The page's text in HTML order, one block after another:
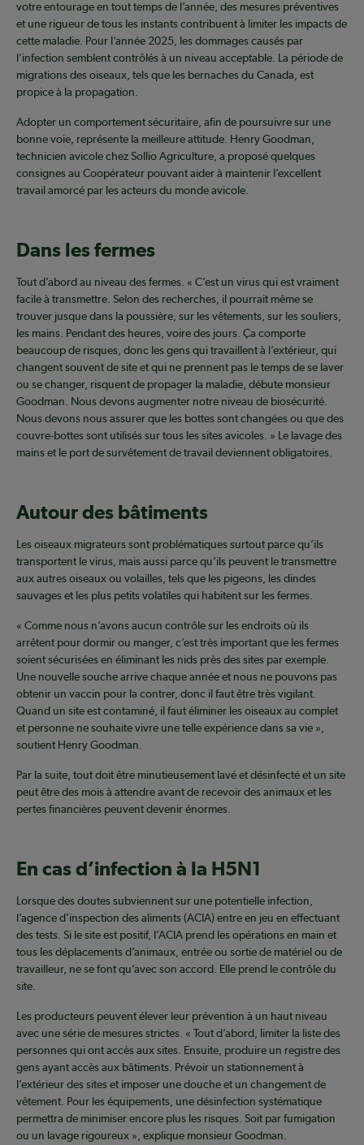
votre entourage en tout temps de l’année, des mesures préventives
et une rigueur de tous les instants contribuent à limiter les impacts de
cette maladie. Pour l’année 2025, les dommages causés par
l’infection semblent contrôlés à un niveau acceptable. La période de
migrations des oiseaux, tels que les bernaches du Canada, est
propice à la propagation.
Adopter un comportement sécuritaire, afin de poursuivre sur une
bonne voie, représente la meilleure attitude. Henry Goodman,
technicien avicole chez Sollio Agriculture, a proposé quelques
consignes au Coopérateur pouvant aider à maintenir l’excellent
travail amorcé par les acteurs du monde avicole.
Dans les fermes
Tout d’abord au niveau des fermes. « C’est un virus qui est vraiment
facile à transmettre. Selon des recherches, il pourrait même se
trouver jusque dans la poussière, sur les vêtements, sur les souliers,
les mains. Pendant des heures, voire des jours. Ça comporte
beaucoup de risques, donc les gens qui travaillent à l’extérieur, qui
changent souvent de site et qui ne prennent pas le temps de se laver
ou se changer, risquent de propager la maladie, débute monsieur
Goodman. Nous devons augmenter notre niveau de biosécurité.
Nous devons nous assurer que les bottes sont changées ou que des
couvre-bottes sont utilisés sur tous les sites avicoles. » Le lavage des
mains et le port de survêtement de travail deviennent obligatoires.
Autour des bâtiments
Les oiseaux migrateurs sont problématiques surtout parce qu’ils
transportent le virus, mais aussi parce qu’ils peuvent le transmettre
aux autres oiseaux ou volailles, tels que les pigeons, les dindes
sauvages et les plus petits volatiles qui habitent sur les fermes.
« Comme nous n’avons aucun contrôle sur les endroits où ils
arrêtent pour dormir ou manger, c’est très important que les fermes
soient sécurisées en éliminant les nids près des sites par exemple.
Une nouvelle souche arrive chaque année et nous ne pouvons pas
obtenir un vaccin pour la contrer, donc il faut être très vigilant.
Quand un site est contaminé, il faut éliminer les oiseaux au complet
et personne ne souhaite vivre une telle expérience dans sa vie »,
soutient Henry Goodman.
Par la suite, tout doit être minutieusement lavé et désinfecté et un site
peut être des mois à attendre avant de recevoir des animaux et les
pertes financières peuvent devenir énormes.
En cas d’infection à la H5N1
Lorsque des doutes subviennent sur une potentielle infection,
l’agence d’inspection des aliments (ACIA) entre en jeu en effectuant
des tests. Si le site est positif, l’ACIA prend les opérations en main et
tous les déplacements d’animaux, entrée ou sortie de matériel ou de
travailleur, ne se font qu’avec son accord. Elle prend le contrôle du
site.
Les producteurs peuvent élever leur prévention à un haut niveau
avec une série de mesures strictes. « Tout d’abord, limiter la liste des
personnes qui ont accès aux sites. Ensuite, produire un registre des
gens ayant accès aux bâtiments. Prévoir un stationnement à
l’extérieur des sites et imposer une douche et un changement de
vêtement. Pour les équipements, une désinfection systématique
permettra de minimiser encore plus les risques. Soit par fumigation
ou un lavage rigoureux », explique monsieur Goodman.